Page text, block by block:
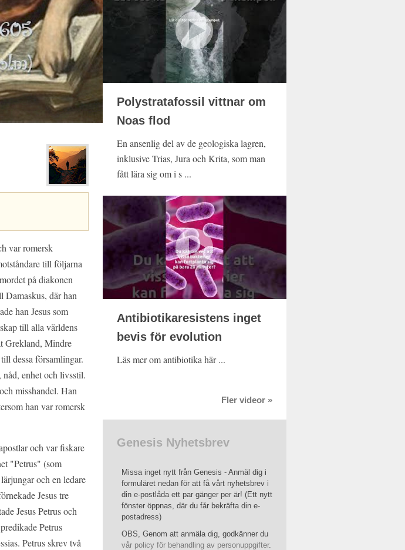
var romersk
till följarna
på diakonen
Damaskus, där han
han Jesus som
till alla världens
Grekland, Mindre
dessa församlingar.
enhet och livsstil.
misshandel. Han
han var romersk
och var fiskare
"Petrus" (som
och en ledare
Jesus tre
Jesus Petrus och
Petrus
Petrus skrev två
Polystratafossil vittnar om
Noas flod
En ansenlig del av de geologiska lagren,
inklusive Trias, Jura och Krita, som man
fått lära sig om i s ...
Antibiotikaresistens inget
bevis för evolution
Läs mer om antibiotika här ...
Fler videor »
Genesis Nyhetsbrev
Missa inget nytt från Genesis - Anmäl dig i
formuläret nedan för att få vårt nyhetsbrev i
din e-postlåda ett par gänger per är! (Ett nytt
fönster öppnas, där du får bekräfta din e-
postadress)
OBS, Genom att anmäla dig, godkänner du
vår policy för behandling av personuppgifter.